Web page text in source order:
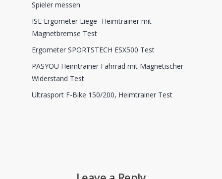
Spieler messen
ISE Ergometer Liege- Heimtrainer mit
Magnetbremse Test
Ergometer SPORTSTECH ESX500 Test
PASYOU Heimtrainer Fahrrad mit Magnetischer
Widerstand Test
Ultrasport F-Bike 150/200, Heimtrainer Test